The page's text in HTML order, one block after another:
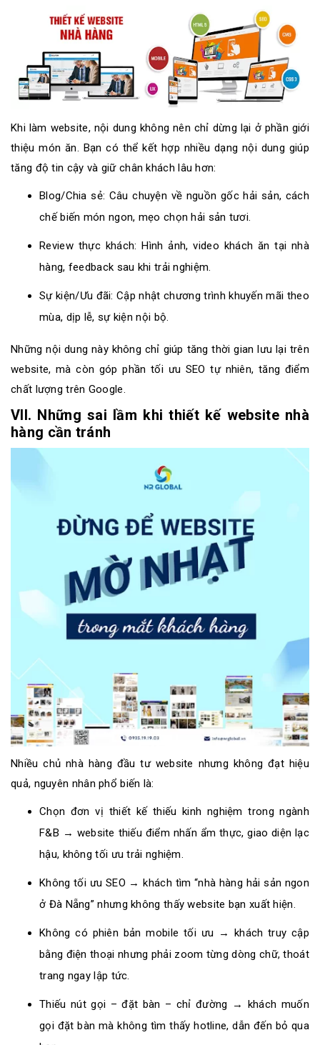
Khi làm website, nội dung không nên chỉ dừng lại ở phần giới
thiệu món ăn. Bạn có thể kết hợp nhiều dạng nội dung giúp
tăng độ tin cậy và giữ chân khách lâu hơn:
Blog/Chia sẻ: Câu chuyện về nguồn gốc hải sản, cách
chế biến món ngon, mẹo chọn hải sản tươi.
Review thực khách: Hình ảnh, video khách ăn tại nhà
hàng, feedback sau khi trải nghiệm.
Sự kiện/Ưu đãi: Cập nhật chương trình khuyến mãi theo
mùa, dịp lễ, sự kiện nội bộ.
Những nội dung này không chỉ giúp tăng thời gian lưu lại trên
website, mà còn góp phần tối ưu SEO tự nhiên, tăng điểm
chất lượng trên Google.
VII. Những sai lầm khi thiết kế website nhà
hàng cần tránh
Nhiều chủ nhà hàng đầu tư website nhưng không đạt hiệu
quả, nguyên nhân phổ biến là:
Chọn đơn vị thiết kế thiếu kinh nghiệm trong ngành
F&B → website thiếu điểm nhấn ẩm thực, giao diện lạc
hậu, không tối ưu trải nghiệm.
Không tối ưu SEO → khách tìm “nhà hàng hải sản ngon
ở Đà Nẵng” nhưng không thấy website bạn xuất hiện.
Không có phiên bản mobile tối ưu → khách truy cập
bằng điện thoại nhưng phải zoom từng dòng chữ, thoát
trang ngay lập tức.
Thiếu nút gọi – đặt bàn – chỉ đường → khách muốn
gọi đặt bàn mà không tìm thấy hotline, dẫn đến bỏ qua